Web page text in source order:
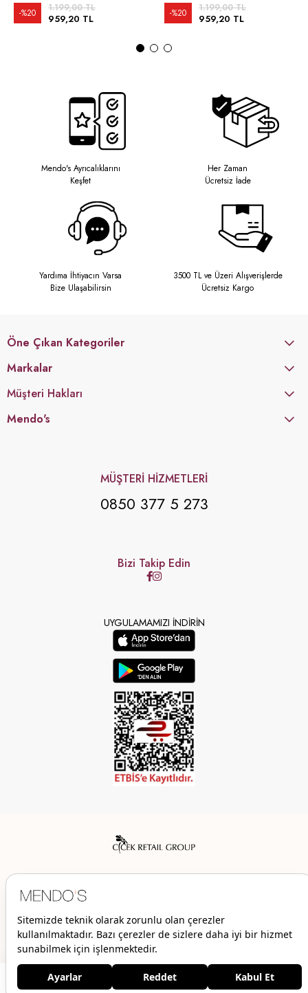
959,20 TL
1.199,00 TL
%20
959,20 TL
1.199,00 TL
%20
Mendo's Ayrıcalıklarını
Keşfet
Her Zaman
Ücretsiz İade
Yardıma İhtiyacın Varsa
Bize Ulaşabilirsin
3500 TL ve Üzeri Alışverişlerde
Ücretsiz Kargo
Öne Çıkan Kategoriler
Markalar
Müşteri Hakları
Mendo's
MÜŞTERİ HİZMETLERİ
0850 377 5 273
Bizi Takip Edin
UYGULAMAMIZI İNDİRİN
© 2026 Mendo’s | Her hakkı saklıdır.
1.379,00 TL